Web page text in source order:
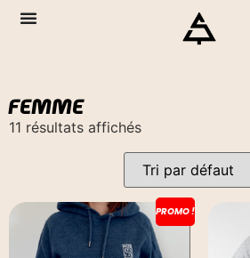
FEMME
11 résultats affichés
PROMO !